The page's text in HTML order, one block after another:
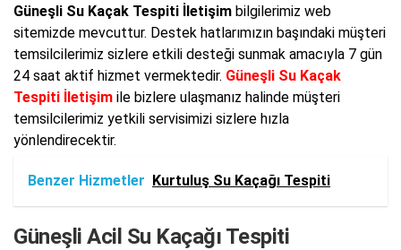
Güneşli Su Kaçak Tespiti İletişim bilgilerimiz web
sitemizde mevcuttur. Destek hatlarımızın başındaki müşteri
temsilcilerimiz sizlere etkili desteği sunmak amacıyla 7 gün
24 saat aktif hizmet vermektedir. Güneşli Su Kaçak
Tespiti İletişim ile bizlere ulaşmanız halinde müşteri
temsilcilerimiz yetkili servisimizi sizlere hızla
yönlendirecektir.
Benzer Hizmetler Kurtuluş Su Kaçağı Tespiti
Güneşli Acil Su Kaçağı Tespiti